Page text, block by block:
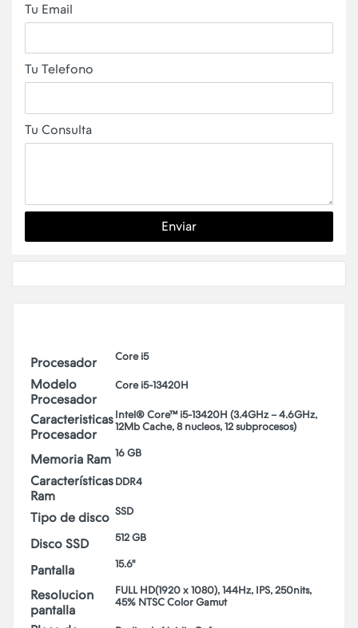
Tu Email
Tu Telefono
Tu Consulta
Enviar
Procesador Core i5
Modelo
Procesador
Core i5-13420H
Caracteristicas
Procesador
Intel® Core™ i5-13420H (3.4GHz – 4.6GHz,
12Mb Cache, 8 nucleos, 12 subprocesos)
Memoria Ram 16 GB
Características
Ram
DDR4
Tipo de disco SSD
Disco SSD 512 GB
Pantalla 15.6"
Resolucion
pantalla
FULL HD(1920 x 1080), 144Hz, IPS, 250nits,
45% NTSC Color Gamut